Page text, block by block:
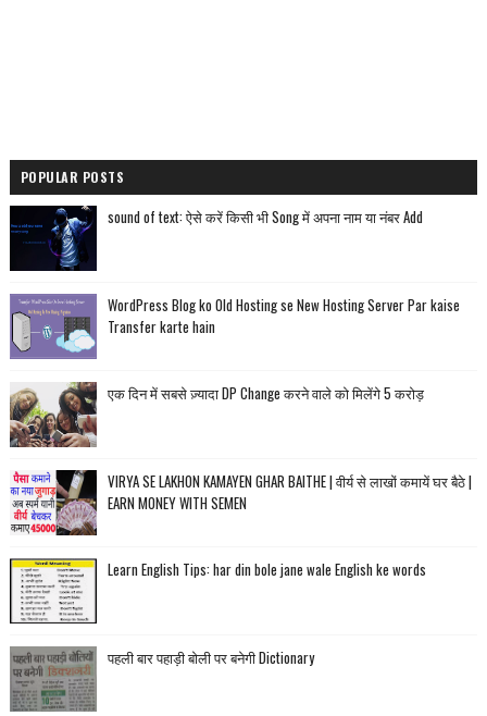
POPULAR POSTS
sound of text: ऐसे करें किसी भी Song में अपना नाम या नंबर Add
WordPress Blog ko Old Hosting se New Hosting Server Par kaise
Transfer karte hain
एक दिन में सबसे ज़्यादा DP Change करने वाले को मिलेंगे 5 करोड़
VIRYA SE LAKHON KAMAYEN GHAR BAITHE | वीर्य से लाखों कमायें घर बैठे |
EARN MONEY WITH SEMEN
Learn English Tips: har din bole jane wale English ke words
पहली बार पहाड़ी बोली पर बनेगी Dictionary